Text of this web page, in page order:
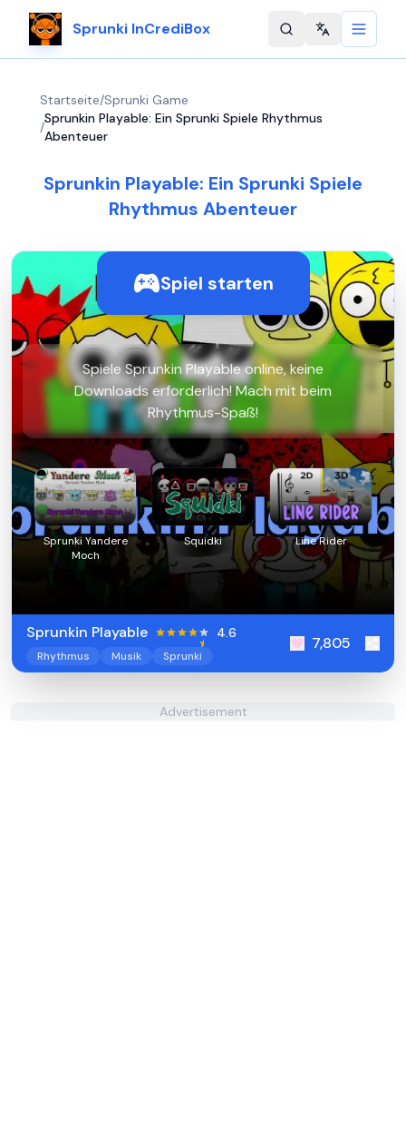
Sprunki InCrediBox Change
Startseite/Sprunki Game
/
Sprunkin Playable: Ein Sprunki Spiele Rhythmus
Abenteuer
Sprunkin Playable: Ein Sprunki Spiele
Rhythmus Abenteuer
Spiel starten
Spiele Sprunkin Playable online, keine
Downloads erforderlich! Mach mit beim
Rhythmus-Spaß!
Sprunki Yandere
Moch
Squidki Line Rider
Sprunkin Playable 4.6
Rhythmus Musik Sprunki
7,805
Advertisement